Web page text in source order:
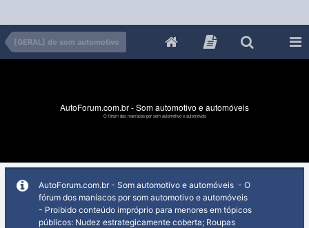
[GERAL] do som automotivo
AutoForum.com.br - Som automotivo e automóveis
O fórum dos maníacos por som automotivo e automóveis
AutoForum.com.br - Som automotivo e automóveis - O
fórum dos maníacos por som automotivo e automóveis
- Proibido conteúdo impróprio para menores em tópicos
públicos: Nudez estrategicamente coberta; Roupas